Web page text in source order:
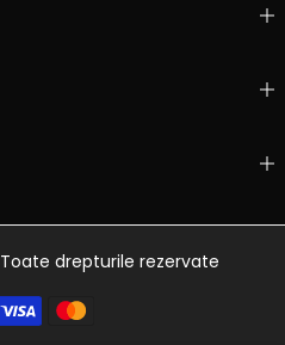
Toate drepturile rezervate